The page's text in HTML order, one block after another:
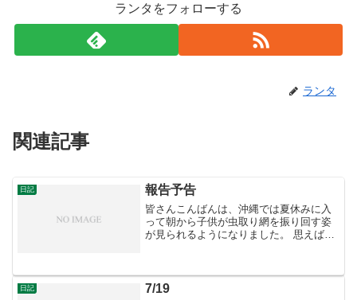
ランタをフォローする
ランタ
関連記事
日記 報告予告
皆さんこんばんは、沖縄では夏休みに入
って朝から子供が虫取り網を振り回す姿
が見られるようになりました。 思えば自
す・・・ ・・・と、そんな場合ではな
く、このたび自分も夏休み...
日記 7/19